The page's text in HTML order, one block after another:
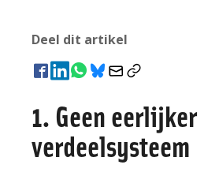
Deel dit artikel
1. Geen eerlijker
verdeelsysteem